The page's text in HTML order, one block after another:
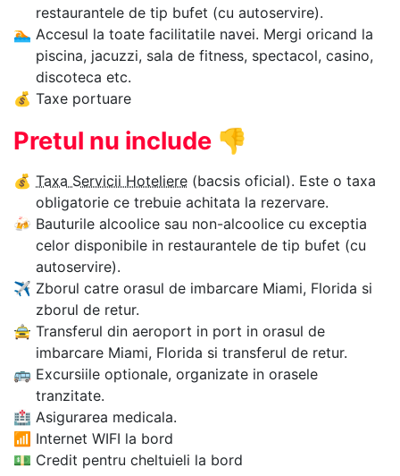
restaurantele de tip bufet (cu autoservire).
🏊‍ Accesul la toate facilitatile navei. Mergi oricand la
piscina, jacuzzi, sala de fitness, spectacol, casino,
discoteca etc.
💰 Taxe portuare
Pretul nu include 👎
💰 Taxa Servicii Hoteliere (bacsis oficial). Este o taxa
obligatorie ce trebuie achitata la rezervare.
🍻 Bauturile alcoolice sau non-alcoolice cu exceptia
celor disponibile in restaurantele de tip bufet (cu
autoservire).
✈ Zborul catre orasul de imbarcare Miami, Florida si
zborul de retur.
🚖 Transferul din aeroport in port in orasul de
imbarcare Miami, Florida si transferul de retur.
🚌 Excursiile optionale, organizate in orasele
tranzitate.
🏥 Asigurarea medicala.
📶 Internet WIFI la bord
💵 Credit pentru cheltuieli la bord